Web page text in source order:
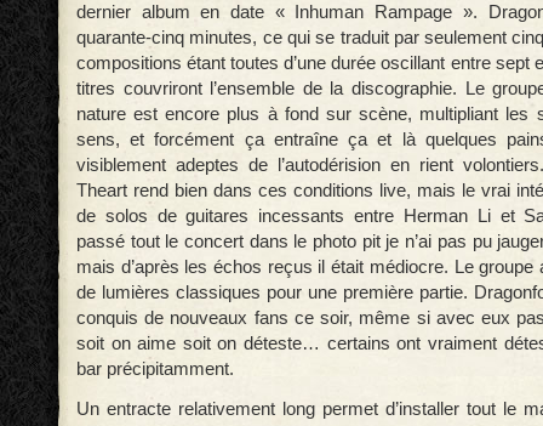
dernier album en date « Inhuman Rampage ».
quarante-cinq minutes, ce qui se traduit par seulement
compositions étant toutes d’une durée oscillant entre sept
titres couvriront l’ensemble de la discographie. Le
nature est encore plus à fond sur scène, multipliant les
sens, et forcément ça entraîne ça et là quelques
visiblement adeptes de l’autodérision en rient
Theart rend bien dans ces conditions live, mais le vrai
de solos de guitares incessants entre Herman Li et
passé tout le concert dans le photo pit je n’ai pas pu
mais d’après les échos reçus il était médiocre. Le groupe
de lumières classiques pour une première partie.
conquis de nouveaux fans ce soir, même si avec eux
soit on aime soit on déteste… certains ont vraiment
bar précipitamment.
Un entracte relativement long permet d’installer tout le